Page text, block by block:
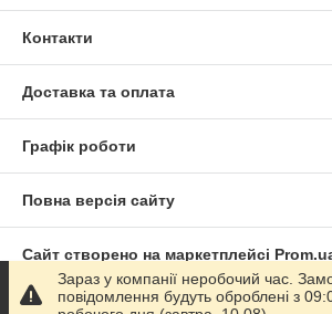
Контакти
Доставка та оплата
Графік роботи
Повна версія сайту
Сайт створено на маркетплейсі
Політика конфіденційності
Зараз у компанії неробочий час.
повідомлення будуть оброблені з